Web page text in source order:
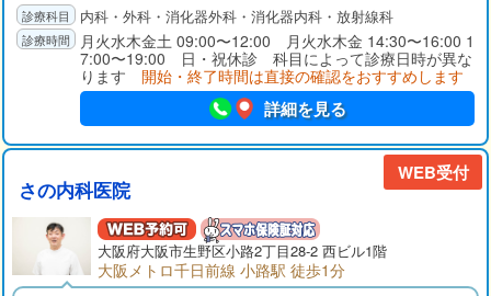
内科・外科・消化器外科・消化器内科・放射線科
月火水木金土 09:00〜12:00 月火水木金 14:30〜16:00 1
7:00〜19:00 日・祝休診 科目によって診療日時が異な
ります 開始・終了時間は直接の確認をおすすめします
詳細を見る
WEB受付
さの内科医院
大阪府大阪市生野区小路2丁目28-2 西ビル1階
大阪メトロ千日前線 小路駅 徒歩1分